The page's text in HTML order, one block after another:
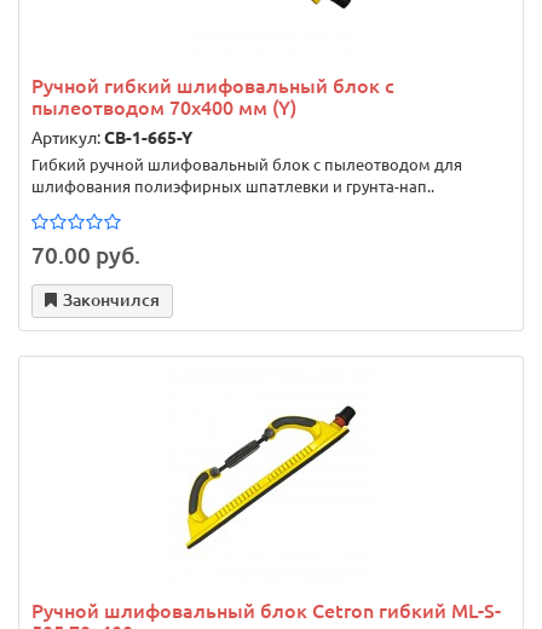
Ручной гибкий шлифовальный блок с
пылеотводом 70x400 мм (Y)
Артикул:CB-1-665-Y
Гибкий ручной шлифовальный блок с пылеотводом для
шлифования полиэфирных шпатлевки и грунта-нап..
70.00 руб.
Закончился
Ручной шлифовальный блок Cetron гибкий ML-S-